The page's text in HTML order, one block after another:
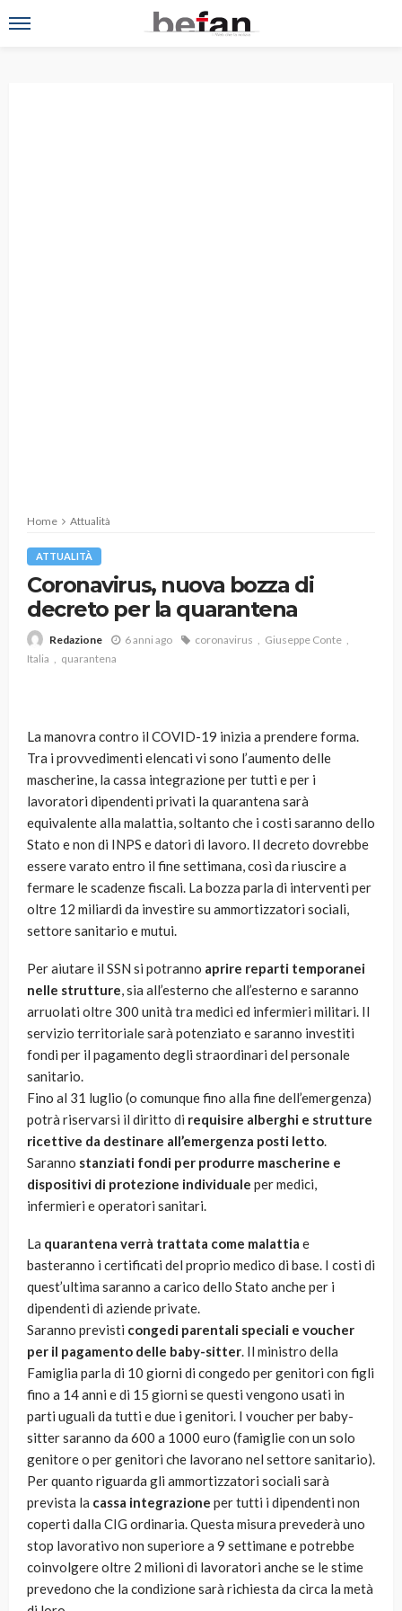
Home Attualità
ATTUALITÀ
Coronavirus, nuova bozza di
decreto per la quarantena
Redazione 6 anni ago coronavirus
Giuseppe Conte
Italia
quarantena
La manovra contro il COVID-19 inizia a prendere forma.
Tra i provvedimenti elencati vi sono l’aumento delle
mascherine, la cassa integrazione per tutti e per i
lavoratori dipendenti privati la quarantena sarà
equivalente alla malattia, soltanto che i costi saranno dello
Stato e non di INPS e datori di lavoro. Il decreto dovrebbe
essere varato entro il fine settimana, così da riuscire a
fermare le scadenze fiscali. La bozza parla di interventi per
oltre 12 miliardi da investire su ammortizzatori sociali,
settore sanitario e mutui.
Per aiutare il SSN si potranno aprire reparti temporanei
nelle strutture, sia all’esterno che all’esterno e saranno
arruolati oltre 300 unità tra medici ed infermieri militari. Il
servizio territoriale sarà potenziato e saranno investiti
fondi per il pagamento degli straordinari del personale
sanitario.
Fino al 31 luglio (o comunque fino alla fine dell’emergenza)
potrà riservarsi il diritto di requisire alberghi e strutture
ricettive da destinare all’emergenza posti letto.
Saranno stanziati fondi per produrre mascherine e
dispositivi di protezione individuale per medici,
infermieri e operatori sanitari.
La quarantena verrà trattata come malattia e
basteranno i certificati del proprio medico di base. I costi di
quest’ultima saranno a carico dello Stato anche per i
dipendenti di aziende private.
Saranno previsti congedi parentali speciali e voucher
per il pagamento delle baby-sitter. Il ministro della
Famiglia parla di 10 giorni di congedo per genitori con figli
fino a 14 anni e di 15 giorni se questi vengono usati in
parti uguali da tutti e due i genitori. I voucher per baby-
sitter saranno da 600 a 1000 euro (famiglie con un solo
genitore o per genitori che lavorano nel settore sanitario).
Per quanto riguarda gli ammortizzatori sociali sarà
prevista la cassa integrazione per tutti i dipendenti non
coperti dalla CIG ordinaria. Questa misura prevederà uno
stop lavorativo non superiore a 9 settimane e potrebbe
coinvolgere oltre 2 milioni di lavoratori anche se le stime
prevedono che la condizione sarà richiesta da circa la metà